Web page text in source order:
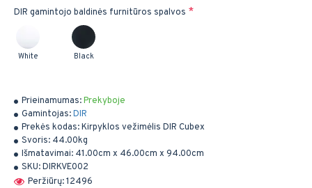
Prieinamumas:Prekyboje
Gamintojas:DIR
Prekės kodas:Kirpyklos vežimėlis DIR Cubex
Svoris: 44.00kg
Išmatavimai: 41.00cm x 46.00cm x 94.00cm
SKU:DIRKVE002
Peržiūrų: 12496
DIR gamintojo baldinės furnitūros spalvos
White Black